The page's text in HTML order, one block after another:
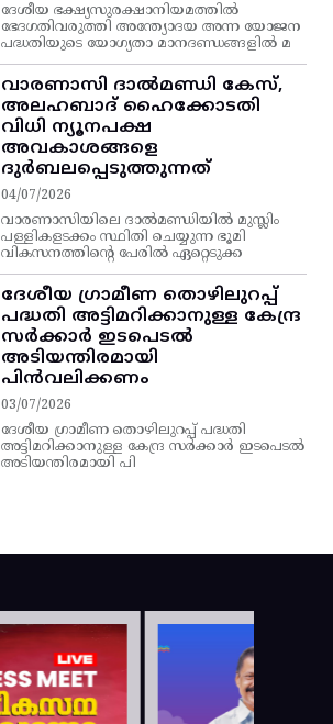
ദേശീയ ഭക്ഷ്യസുരക്ഷാനിയമത്തിൽ
ഭേദഗതിവരുത്തി അന്ത്യോദയ അന്ന യോജന
പദ്ധതിയുടെ യോഗ്യതാ മാനദണ്ഡങ്ങളിൽ മ
വാരണാസി ദാൽമണ്ഡി കേസ്,
അലഹബാദ് ഹൈക്കോടതി
വിധി ന്യൂനപക്ഷ
അവകാശങ്ങളെ
ദുർബലപ്പെടുത്തുന്നത്
04/07/2026
വാരണാസിയിലെ ദാൽമണ്ഡിയിൽ മുസ്ലിം
പള്ളികളടക്കം സ്ഥിതി ചെയ്യുന്ന ഭൂമി
വികസനത്തിന്റെ പേരിൽ ഏറ്റെടുക്ക
ദേശീയ ഗ്രാമീണ തൊഴിലുറപ്പ്‌
പദ്ധതി അട്ടിമറിക്കാനുള്ള കേന്ദ്ര
സര്‍ക്കാര്‍ ഇടപെടല്‍
അടിയന്തിരമായി
പിന്‍വലിക്കണം
03/07/2026
ദേശീയ ഗ്രാമീണ തൊഴിലുറപ്പ്‌ പദ്ധതി
അട്ടിമറിക്കാനുള്ള കേന്ദ്ര സര്‍ക്കാര്‍ ഇടപെടല്‍
അടിയന്തിരമായി പി